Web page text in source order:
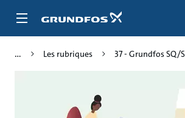
Les rubriques 37 - Grundfos SQ/